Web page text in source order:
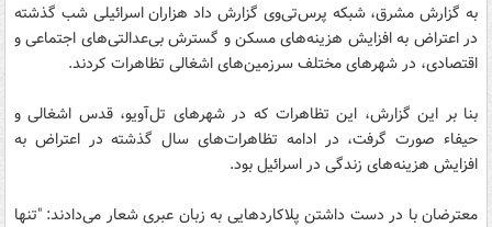
به گزارش مشرق، شبکه پرس‌تی‌وی گزارش داد هزاران اسرائیلی شب گذشته
در اعتراض به افزایش هزینه‌های مسکن و گسترش بی‌عدالتی‌های اجتماعی و
اقتصادی، در شهر‌های مختلف سرزمین‌های اشغالی تظاهرات کردند.
بنا بر این گزارش، این تظاهرات که در شهر‌های تل‌آویو، قدس اشغالی و
حیفاء صورت گرفت، در ادامه تظاهرات‌های سال گذشته در اعتراض به
افزایش هزینه‌های زندگی در اسرائیل بود.
معترضان با در دست داشتن پلاکارد‌هایی به زبان عبری شعار می‌دادند: "تنها